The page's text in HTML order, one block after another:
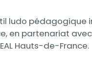
ludo
partenariat
Hauts-de-France.